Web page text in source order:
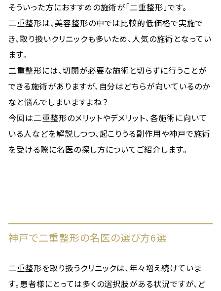
そういった方におすすめの施術が「二重整形」です。
二重整形は、美容整形の中では比較的低価格で実施で
き、取り扱いクリニックも多いため、人気の施術となってい
ます。
二重整形には、切開が必要な施術と切らずに行うことが
できる施術がありますが、自分はどちらが向いているのか
なと悩んでしまいますよね？
今回は二重整形のメリットやデメリット、各施術に向いて
いる人などを解説しつつ、起こりうる副作用や神戸で施術
を受ける際に名医の探し方についてご紹介します。
神戸で二重整形の名医の選び方6選
二重整形を取り扱うクリニックは、年々増え続けていま
す。患者様にとっては多くの選択肢がある状況ですが、ど